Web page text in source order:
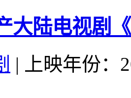
大陆电视剧
|
上映年份：